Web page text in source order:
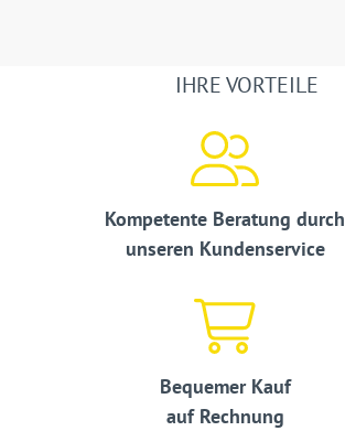
IHRE VORTEILE
Kompetente Beratung durch
unseren Kundenservice
Bequemer Kauf
auf Rechnung